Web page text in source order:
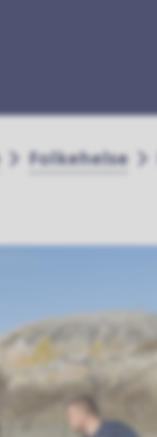
Folkehelse